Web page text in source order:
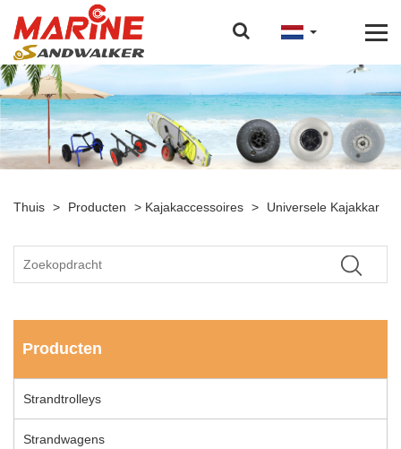
Thuis > Producten > Kajakaccessoires > Universele Kajakkar
Producten
Strandtrolleys
Strandwagens